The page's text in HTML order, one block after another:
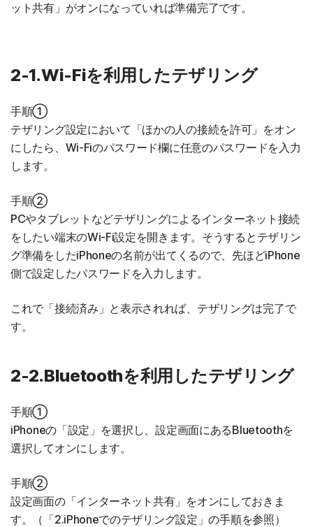
ット共有」がオンになっていれば準備完了です。
2-1.Wi-Fiを利用したテザリング
手順①
テザリング設定において「ほかの人の接続を許可」をオン
にしたら、Wi-Fiのパスワード欄に任意のパスワードを入力
します。
手順②
PCやタブレットなどテザリングによるインターネット接続
をしたい端末のWi-Fi設定を開きます。そうするとテザリン
グ準備をしたiPhoneの名前が出てくるので、先ほどiPhone
側で設定したパスワードを入力します。
これで「接続済み」と表示されれば、テザリングは完了で
す。
2-2.Bluetoothを利用したテザリング
手順①
iPhoneの「設定」を選択し、設定画面にあるBluetoothを
選択してオンにします。
手順②
設定画面の「インターネット共有」をオンにしておきま
す。（「2.iPhoneでのテザリング設定」の手順を参照）